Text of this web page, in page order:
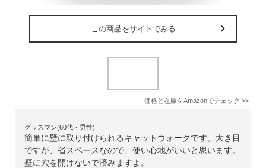
この商品をサイトでみる
価格と在庫をAmazonでチェック >>
グラスマン(60代・男性)
簡単に壁に取り付けられるキャットウォークです。大き目
ですが、省スペースなので、使い心地がいいと思います。
壁に穴を開けないで済みますよ。